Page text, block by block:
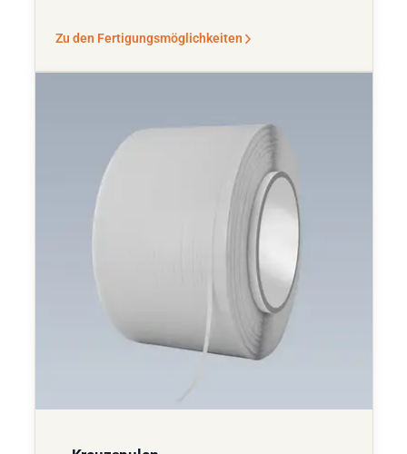
Zu den Fertigungsmöglichkeiten